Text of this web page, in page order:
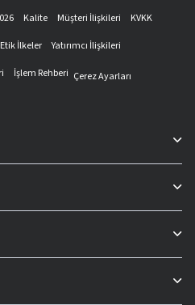
Kalite Müşteri İlişkileri
KVKK
İlkeler
Yatırımcı İlişkileri
İşlem Rehberi Çerez Ayarları